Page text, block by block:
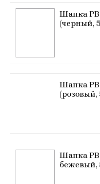
Шапка
(черный,
Шапка
(розовый,
Шапка
бежевый,